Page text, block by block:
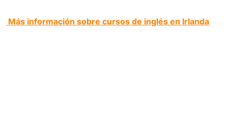
Más información sobre cursos de inglés en Irlanda